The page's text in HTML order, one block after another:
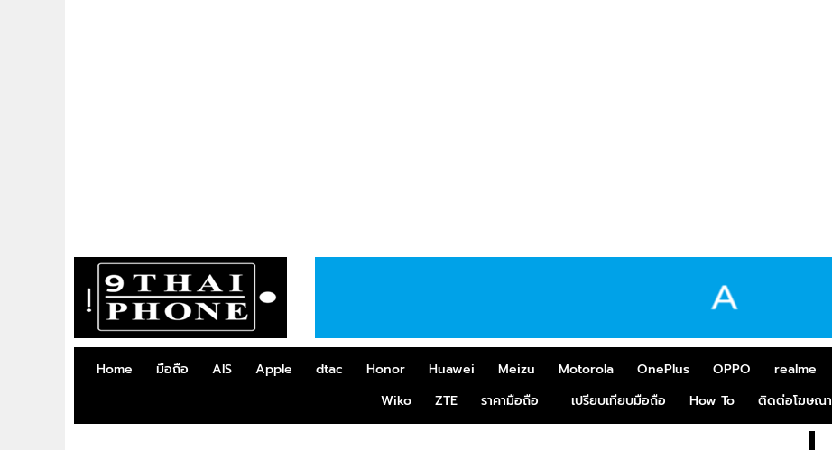
Home มือถือ AIS Apple dtac Honor Huawei Meizu Motorola OnePlus OPPO realme
Wiko
ZTE ราคามือถือ เปรียบเทียบมือถือ How To ติดต่อโฆษณา